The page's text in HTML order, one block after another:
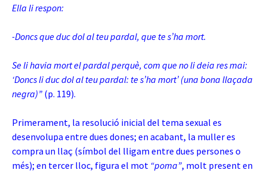
Ella li respon:
-Doncs que duc dol al teu pardal, que te s’ha mort.
Se li havia mort el pardal perquè, com que no li deia res mai:
‘Doncs li duc dol al teu pardal: te s’ha mort’ (una bona llaçada
negra)” (p. 119).
Primerament, la resolució inicial del tema sexual es
desenvolupa entre dues dones; en acabant, la muller es
compra un llaç (símbol del lligam entre dues persones o
més); en tercer lloc, figura el mot “poma”, molt present en